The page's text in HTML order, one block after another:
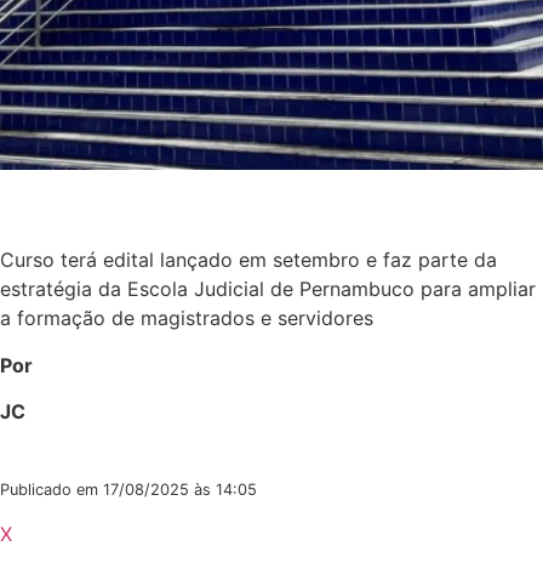
Curso terá edital lançado em setembro e faz parte da
estratégia da Escola Judicial de Pernambuco para ampliar
a formação de magistrados e servidores
Por
JC
Publicado em 17/08/2025 às 14:05
X